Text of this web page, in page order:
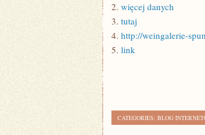
2. więcej danych
3. tutaj
4. http://weingalerie-
5. link
CATEGORIES: BLOG